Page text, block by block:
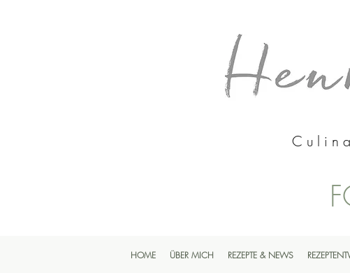
HOME ÜBER MICH REZEPTE & NEWS